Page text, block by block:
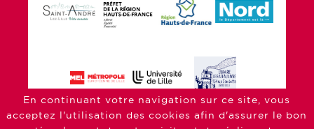
En continuant votre navigation sur ce site, vous
acceptez l'utilisation des cookies afin d'assurer le bon